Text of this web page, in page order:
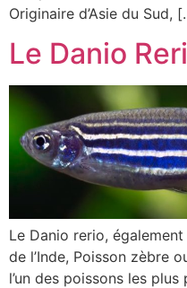
Originaire d’Asie du Sud,
Le Danio
Le Danio rerio,
de l’Inde, Poisson zèbre
l’un des poissons les